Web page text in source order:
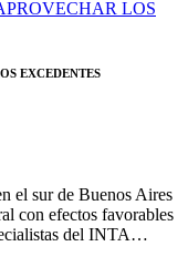
EXCEDENTES
el sur de Buenos Aires
con efectos favorables
del INTA…